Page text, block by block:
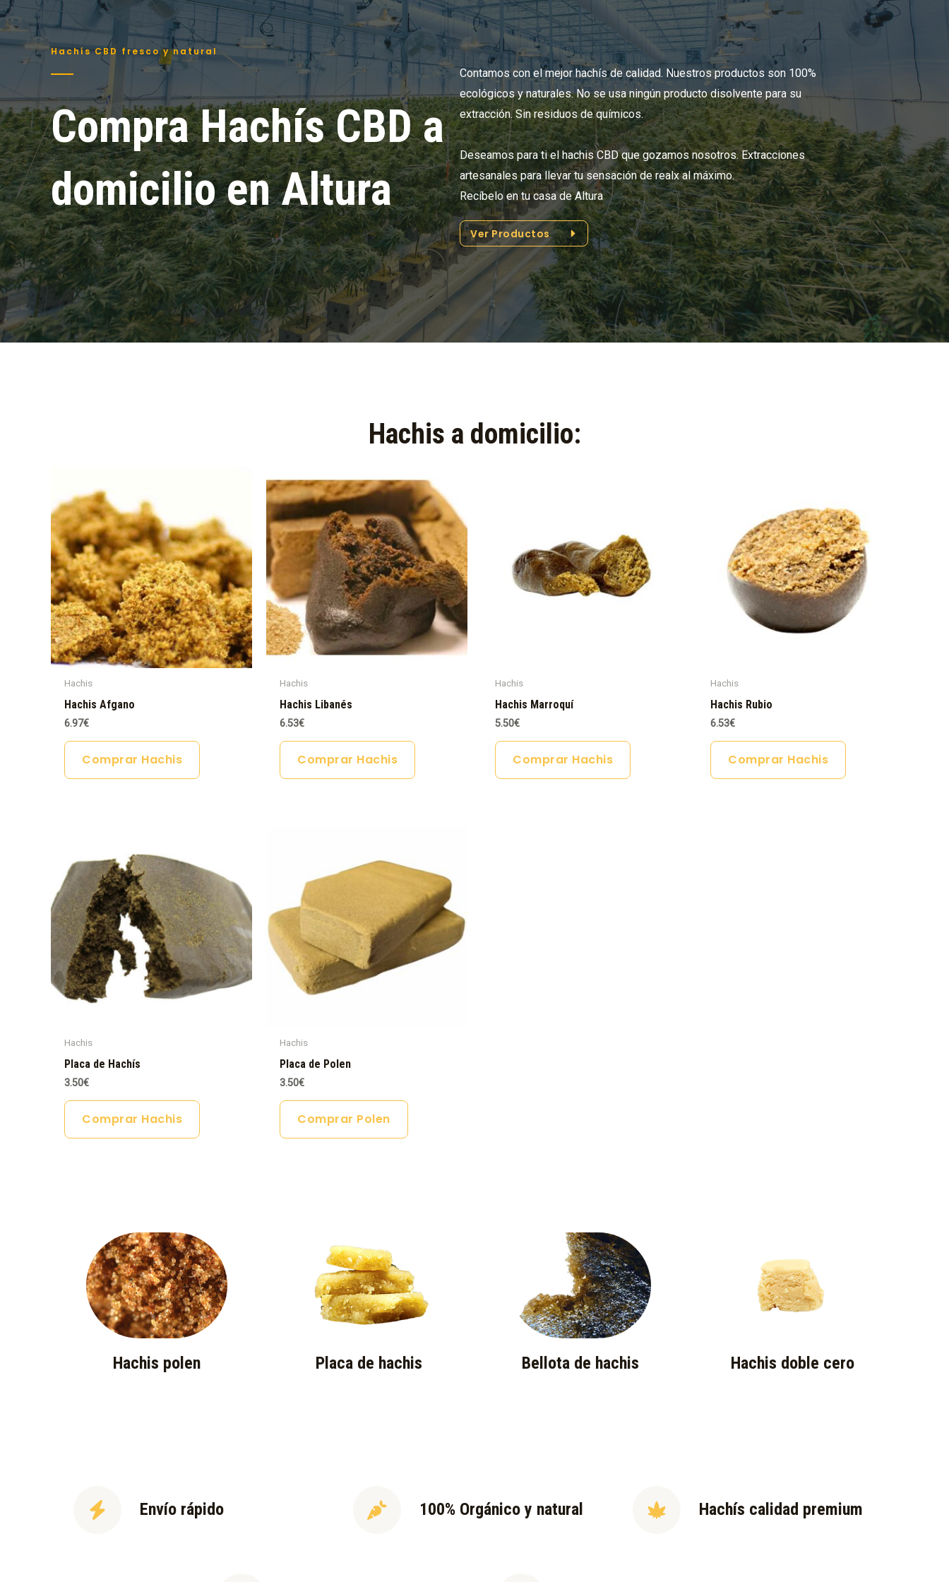
Hachís CBD fresco y natural
Compra Hachís CBD a
domicilio en Altura
Contamos con el mejor hachís de calidad. Nuestros productos son 100%
ecológicos y naturales. No se usa ningún producto disolvente para su
extracción. Sin residuos de químicos.
Deseamos para ti el hachis CBD que gozamos nosotros. Extracciones
artesanales para llevar tu sensación de realx al máximo.
Recíbelo en tu casa de Altura
Ver Productos
Hachis a domicilio:​
Hachis
Hachis Afgano
6.97€
Comprar Hachis
Hachis
Hachis Libanés
6.53€
Comprar Hachis
Hachis
Hachis Marroquí
5.50€
Comprar Hachis
Hachis
Hachis Rubio
6.53€
Comprar Hachis
Hachis
Placa de Hachís
3.50€
Comprar Hachis
Hachis
Placa de Polen
3.50€
Comprar Polen
Hachis polen Placa de hachis Bellota de hachis Hachis doble cero
Envío rápido 100% Orgánico y natural Hachís calidad premium